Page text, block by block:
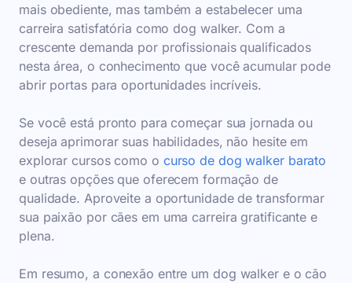
mais obediente, mas também a estabelecer uma
carreira satisfatória como dog walker. Com a
crescente demanda por profissionais qualificados
nesta área, o conhecimento que você acumular pode
abrir portas para oportunidades incríveis.
Se você está pronto para começar sua jornada ou
deseja aprimorar suas habilidades, não hesite em
explorar cursos como o curso de dog walker barato
e outras opções que oferecem formação de
qualidade. Aproveite a oportunidade de transformar
sua paixão por cães em uma carreira gratificante e
plena.
Em resumo, a conexão entre um dog walker e o cão